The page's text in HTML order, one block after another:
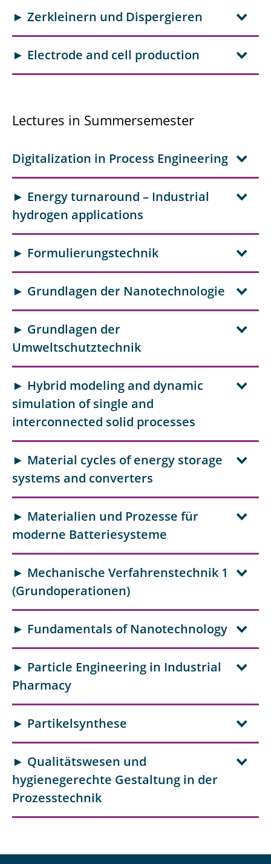
► Zerkleinern und Dispergieren
► Electrode and cell production
Lectures in Summersemester
Digitalization in Process Engineering
► Energy turnaround – Industrial
hydrogen applications
► Formulierungstechnik
► Grundlagen der Nanotechnologie
► Grundlagen der
Umweltschutztechnik
► Hybrid modeling and dynamic
simulation of single and
interconnected solid processes
► Material cycles of energy storage
systems and converters
► Materialien und Prozesse für
moderne Batteriesysteme
► Mechanische Verfahrenstechnik 1
(Grundoperationen)
► Fundamentals of Nanotechnology
► Particle Engineering in Industrial
Pharmacy
► Partikelsynthese
► Qualitätswesen und
hygienegerechte Gestaltung in der
Prozesstechnik